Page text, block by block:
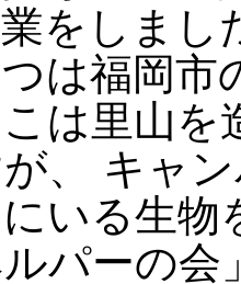
をしまし
は福岡市
は里山を
、 キャ
いる生
パーの会